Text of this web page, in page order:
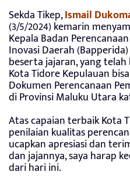
Sekda Tikep,Ismail
(3/5/2024) kemarin
Kepala Badan
Inovasi Daerah
beserta jajaran, yang
Kota Tidore Kepulauan
Dokumen Perencanaan
di Provinsi Maluku Utara
Atas capaian terbaik Kota
penilaian kualitas
ucapkan apresiasi dan
dan jajannya, saya harap
dari hari ini.